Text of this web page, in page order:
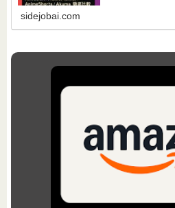
sidejobai.com